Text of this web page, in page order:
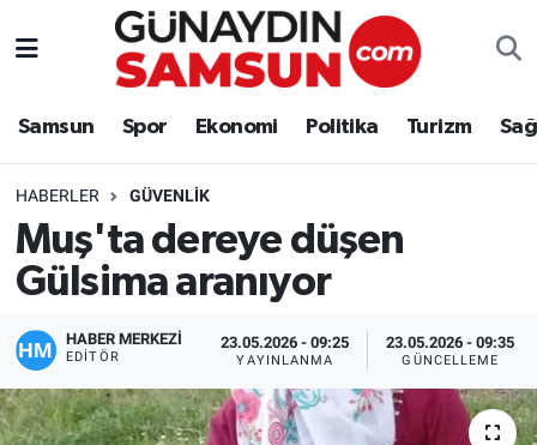
Samsun Spor Ekonomi Politika Turizm
HABERLER GÜVENLIK
Muş'ta dereye düşen
Gülsima aranıyor
HABER MERKEZİ
EDITÖR
23.05.2026 - 09:25
YAYINLANMA
23.05.2026 - 09:35
GÜNCELLEME
Samsun
Politika
Turizm
Sağlık
Nöbetçi Eczaneler
Süper Lig Puan Durumu ve Fikstür
Tüm Manşetler
Son Dakika Haberleri